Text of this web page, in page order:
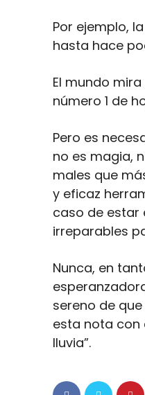
Por ejemplo,
hasta hace
El mundo
número 1 de
Pero es
no es magia,
males que
y eficaz
caso de estar
irreparables
Nunca, en
sereno de
esta nota con
lluvia”.